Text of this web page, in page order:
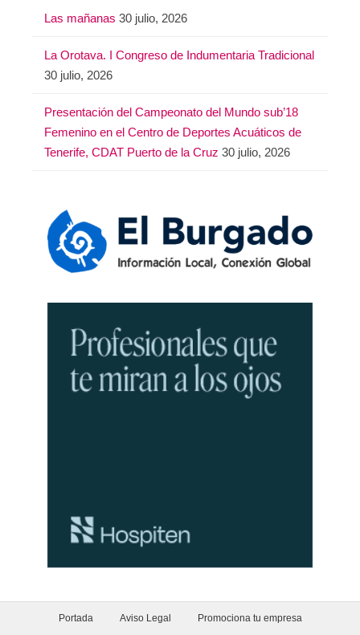
Las mañanas 30 julio, 2026
La Orotava. I Congreso de Indumentaria Tradicional
30 julio, 2026
Presentación del Campeonato del Mundo sub’18
Femenino en el Centro de Deportes Acuáticos de
Tenerife, CDAT Puerto de la Cruz 30 julio, 2026
Portada Aviso Legal Promociona tu empresa